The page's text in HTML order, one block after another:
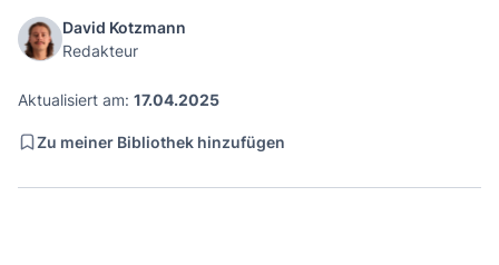
David Kotzmann
Redakteur
Aktualisiert am: 17.04.2025
Zu meiner Bibliothek hinzufügen